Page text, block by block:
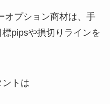
オプション商材は、手
pipsや損切りラインを
ントは